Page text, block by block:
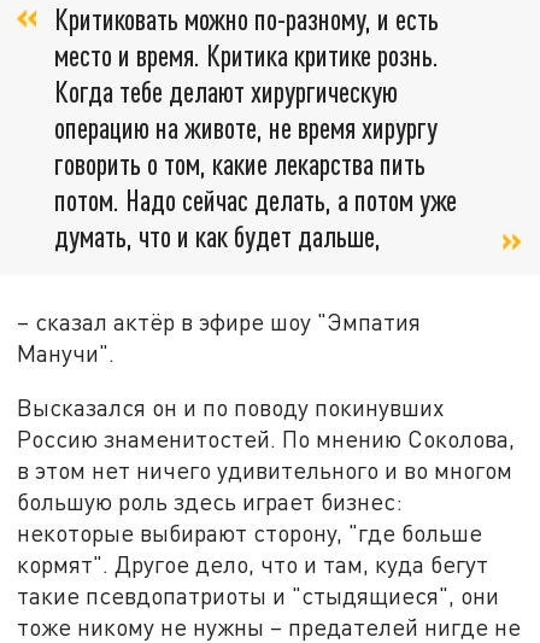
Критиковать можно по-разному, и есть
место и время. Критика критике рознь.
Когда тебе делают хирургическую
операцию на животе, не время хирургу
говорить о том, какие лекарства пить
потом. Надо сейчас делать, а потом уже
думать, что и как будет дальше,
– сказал актёр в эфире шоу "Эмпатия
Манучи".
Высказался он и по поводу покинувших
Россию знаменитостей. По мнению Соколова,
в этом нет ничего удивительного и во многом
большую роль здесь играет бизнес:
некоторые выбирают сторону, "где больше
кормят". Другое дело, что и там, куда бегут
такие псевдопатриоты и "стыдящиеся", они
тоже никому не нужны – предателей нигде не